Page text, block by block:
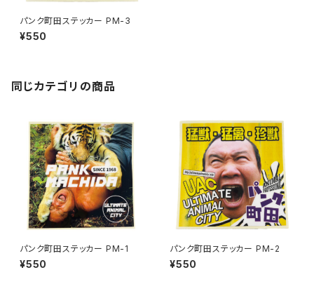
パンク町田ステッカー PM-3
¥550
同じカテゴリの商品
パンク町田ステッカー PM-1
¥550
パンク町田ステッカー PM-2
¥550